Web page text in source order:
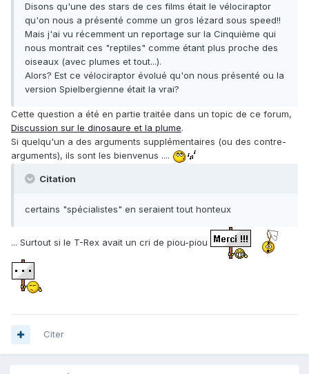
Disons qu'une des stars de ces films était le vélociraptor
qu'on nous a présenté comme un gros lézard sous speed!!
Mais j'ai vu récemment un reportage sur la Cinquième qui
nous montrait ces "reptiles" comme étant plus proche des
oiseaux (avec plumes et tout...).
Alors? Est ce vélociraptor évolué qu'on nous présenté ou la
version Spielbergienne était la vrai?
Cette question a été en partie traitée dans un topic de ce forum,
Discussion sur le dinosaure et la plume.
Si quelqu'un a des arguments supplémentaires (ou des contre-
arguments), ils sont les bienvenus ....
Citation
certains "spécialistes" en seraient tout honteux
... Surtout si le T-Rex avait un cri de piou-piou
Citer